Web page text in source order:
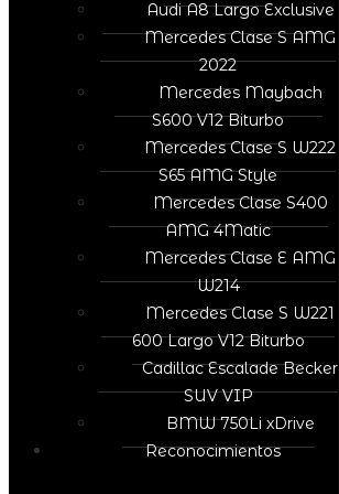
Audi A8 Largo Exclusive
Mercedes Clase S AMG
2022
Mercedes Maybach
S600 V12 Biturbo
Mercedes Clase S W222
S65 AMG Style
Mercedes Clase S400
AMG 4Matic
Mercedes Clase E AMG
W214
Mercedes Clase S W221
600 Largo V12 Biturbo
Cadillac Escalade Becker
SUV VIP
BMW 750Li xDrive
Reconocimientos